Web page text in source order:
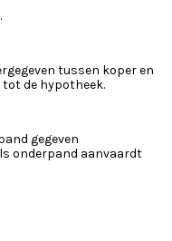
tussen koper en
de hypotheek.
gegeven
onderpand aanvaardt